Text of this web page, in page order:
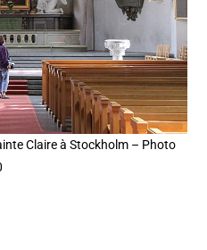
Claire à Stockholm – Photo